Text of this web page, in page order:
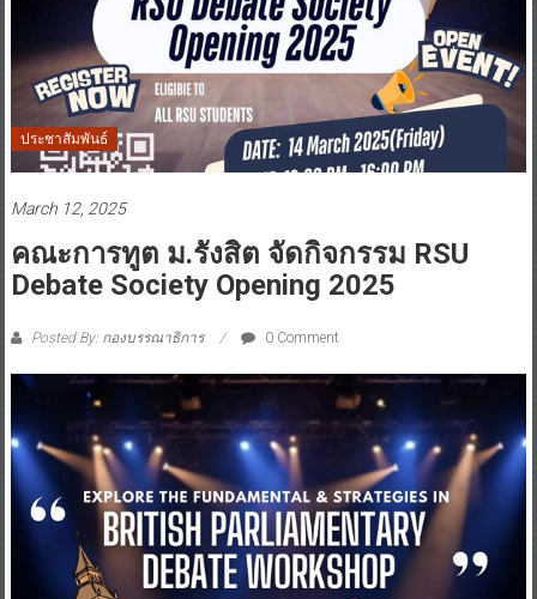
ประชาสัมพันธ์
March 12, 2025
คณะการทูต ม.รังสิต จัดกิจกรรม RSU
Debate Society Opening 2025
Posted By: กองบรรณาธิการ 0 Comment